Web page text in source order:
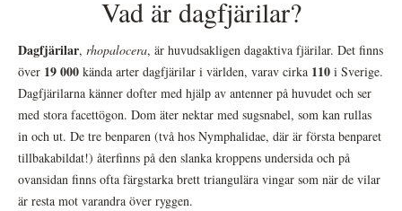
Vad är dagfjärilar?
Dagfjärilar, rhopalocera, är huvudsakligen dagaktiva fjärilar. Det finns
över 19 000 kända arter dagfjärilar i världen, varav cirka 110 i Sverige.
Dagfjärilarna känner dofter med hjälp av antenner på huvudet och ser
med stora facettögon. Dom äter nektar med sugsnabel, som kan rullas
in och ut. De tre benparen (två hos Nymphalidae, där är första benparet
tillbakabildat!) återfinns på den slanka kroppens undersida och på
ovansidan finns ofta färgstarka brett triangulära vingar som när de vilar
är resta mot varandra över ryggen.